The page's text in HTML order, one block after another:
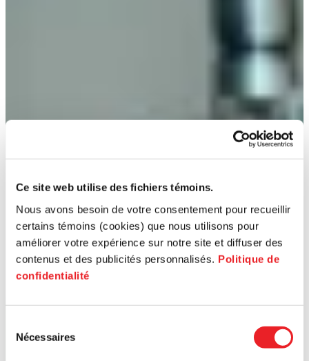
Ce site web utilise des fichiers témoins.
Nous avons besoin de votre consentement pour recueillir
certains témoins (cookies) que nous utilisons pour
améliorer votre expérience sur notre site et diffuser des
contenus et des publicités personnalisés. Politique de
confidentialité
Nécessaires